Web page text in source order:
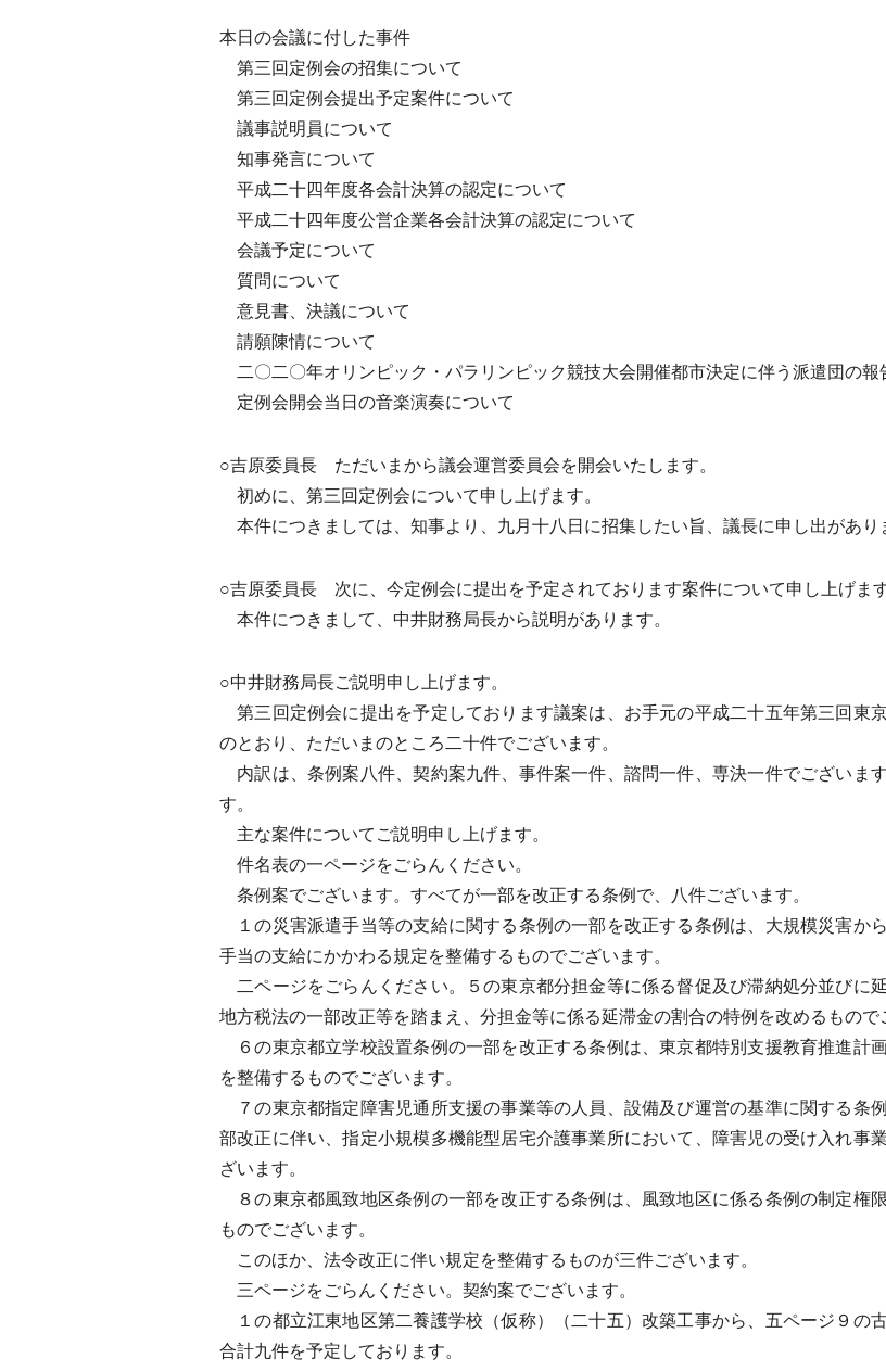
本日の会議に付した事件
第三回定例会の招集について
第三回定例会提出予定案件について
議事説明員について
知事発言について
平成二十四年度各会計決算の認定について
平成二十四年度公営企業各会計決算の認定について
会議予定について
質問について
意見書、決議について
請願陳情について
二〇二〇年オリンピック・パラリンピック競技大会開催都市決定に伴う派遣団の報
定例会開会当日の音楽演奏について
○吉原委員長 ただいまから議会運営委員会を開会いたします。
初めに、第三回定例会について申し上げます。
本件につきましては、知事より、九月十八日に招集したい旨、議長に申し出があり
○吉原委員長 次に、今定例会に提出を予定されております案件について申し上げます
本件につきまして、中井財務局長から説明があります。
○中井財務局長ご説明申し上げます。
第三回定例会に提出を予定しております議案は、お手元の平成二十五年第三回東
のとおり、ただいまのところ二十件でございます。
内訳は、条例案八件、契約案九件、事件案一件、諮問一件、専決一件でございま
す。
主な案件についてご説明申し上げます。
件名表の一ページをごらんください。
条例案でございます。すべてが一部を改正する条例で、八件ございます。
１の災害派遣手当等の支給に関する条例の一部を改正する条例は、大規模災害か
手当の支給にかかわる規定を整備するものでございます。
二ページをごらんください。５の東京都分担金等に係る督促及び滞納処分並びに
地方税法の一部改正等を踏まえ、分担金等に係る延滞金の割合の特例を改めるもので
６の東京都立学校設置条例の一部を改正する条例は、東京都特別支援教育推進計
を整備するものでございます。
７の東京都指定障害児通所支援の事業等の人員、設備及び運営の基準に関する条
部改正に伴い、指定小規模多機能型居宅介護事業所において、障害児の受け入れ事
ざいます。
８の東京都風致地区条例の一部を改正する条例は、風致地区に係る条例の制定権
ものでございます。
このほか、法令改正に伴い規定を整備するものが三件ございます。
三ページをごらんください。契約案でございます。
１の都立江東地区第二養護学校（仮称）（二十五）改築工事から、五ページ９の
合計九件を予定しております。